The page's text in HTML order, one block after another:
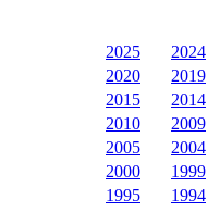
2025
2024
2020
2019
2015
2014
2010
2009
2005
2004
2000
1999
1995
1994